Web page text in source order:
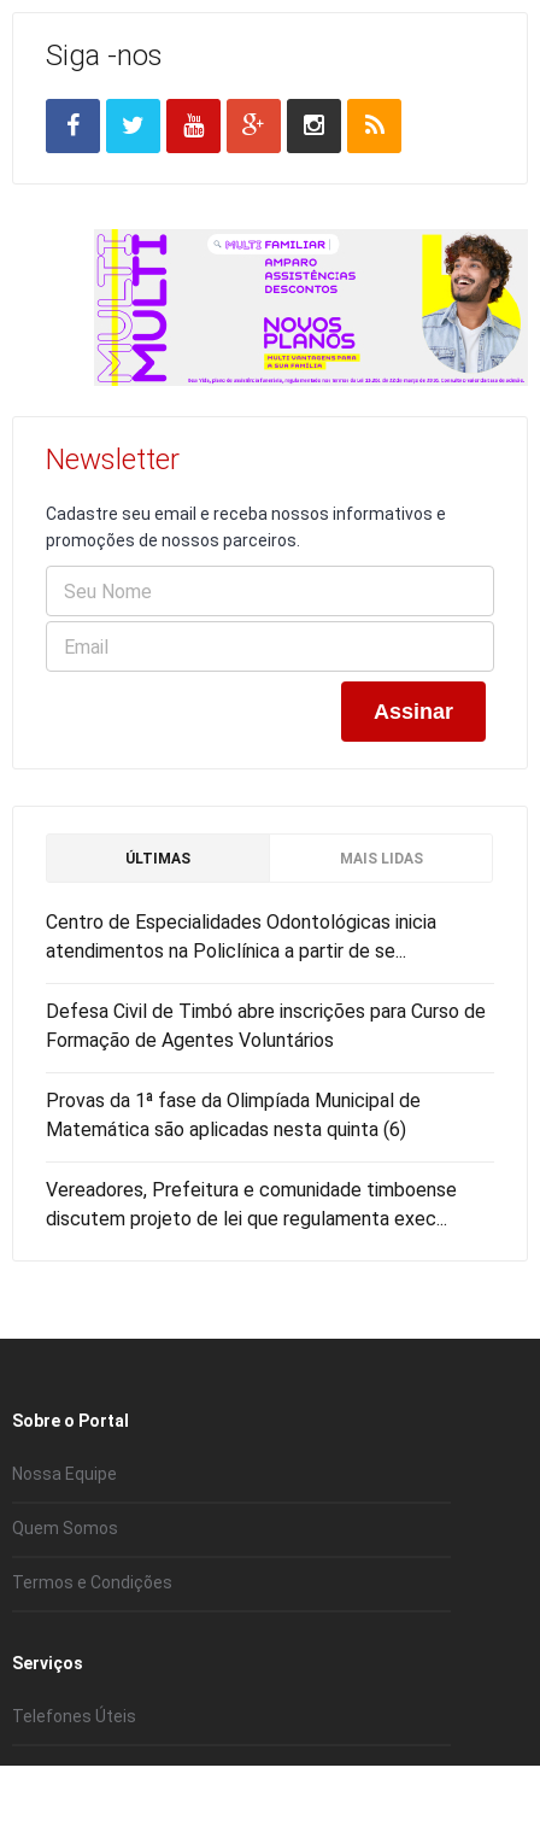
Siga -nos
Newsletter
Cadastre seu email e receba nossos informativos e
promoções de nossos parceiros.
ÚLTIMAS MAIS LIDAS
Centro de Especialidades Odontológicas inicia
atendimentos na Policlínica a partir de se...
Defesa Civil de Timbó abre inscrições para Curso de
Formação de Agentes Voluntários
Provas da 1ª fase da Olimpíada Municipal de
Matemática são aplicadas nesta quinta (6)
Vereadores, Prefeitura e comunidade timboense
discutem projeto de lei que regulamenta exec...
Sobre o Portal
Nossa Equipe
Quem Somos
Termos e Condições
Serviços
Telefones Úteis